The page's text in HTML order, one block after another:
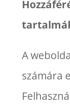
A
számára